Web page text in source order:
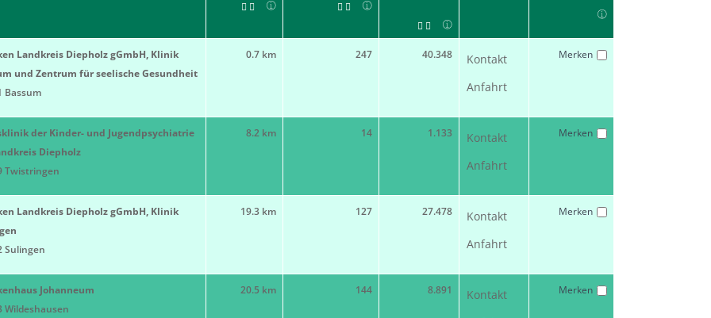
Landkreis Diepholz gGmbH, Klinik
und Zentrum für seelische Gesundheit
Bassum
0.7 km 247 40.348
Kontakt
Anfahrt
Merken
der Kinder- und Jugendpsychiatrie
Diepholz
Twistringen
8.2 km 14 1.133
Kontakt
Anfahrt
Merken
Landkreis Diepholz gGmbH, Klinik
Sulingen
19.3 km 127 27.478
Kontakt
Anfahrt
Merken
Johanneum
Wildeshausen
20.5 km 144 8.891
Kontakt
Merken